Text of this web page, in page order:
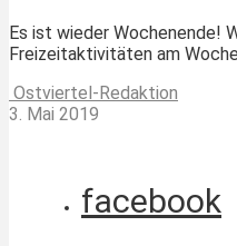
Es ist wieder Wochenende!
Freizeitaktivitäten am
Ostviertel-Redaktion
3. Mai 2019
facebook